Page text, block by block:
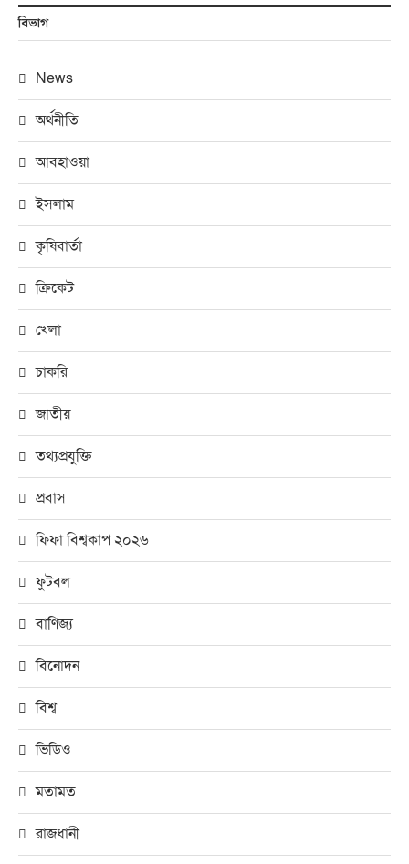
বিভাগ
News
অর্থনীতি
আবহাওয়া
ইসলাম
কৃষিবার্তা
ক্রিকেট
খেলা
চাকরি
জাতীয়
তথ্যপ্রযুক্তি
প্রবাস
ফিফা বিশ্বকাপ ২০২৬
ফুটবল
বাণিজ্য
বিনোদন
বিশ্ব
ভিডিও
মতামত
রাজধানী